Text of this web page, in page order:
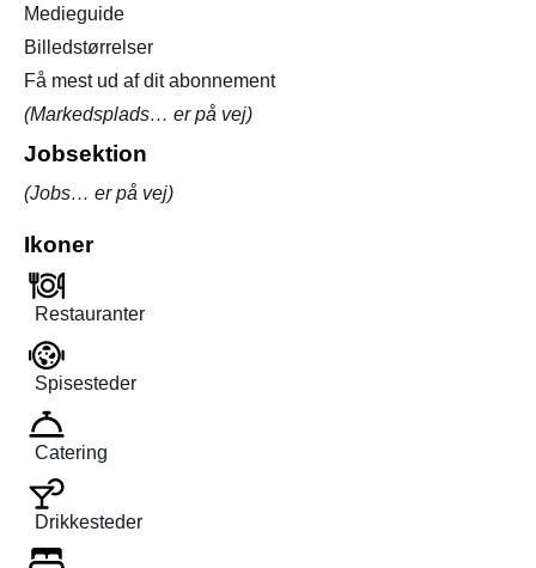
Medieguide
Billedstørrelser
Få mest ud af dit abonnement
(Markedsplads… er på vej)
Jobsektion
(Jobs… er på vej)
Ikoner
Restauranter
Spisesteder
Catering
Drikkesteder